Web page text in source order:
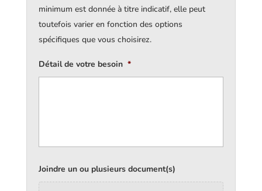
minimum est donnée à titre indicatif, elle peut
toutefois varier en fonction des options
spécifiques que vous choisirez.
Détail de votre besoin *
Joindre un ou plusieurs document(s)